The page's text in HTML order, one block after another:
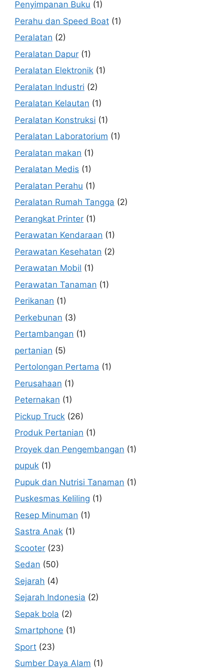
Penyimpanan Buku (1)
Perahu dan Speed Boat (1)
Peralatan (2)
Peralatan Dapur (1)
Peralatan Elektronik (1)
Peralatan Industri (2)
Peralatan Kelautan (1)
Peralatan Konstruksi (1)
Peralatan Laboratorium (1)
Peralatan makan (1)
Peralatan Medis (1)
Peralatan Perahu (1)
Peralatan Rumah Tangga (2)
Perangkat Printer (1)
Perawatan Kendaraan (1)
Perawatan Kesehatan (2)
Perawatan Mobil (1)
Perawatan Tanaman (1)
Perikanan (1)
Perkebunan (3)
Pertambangan (1)
pertanian (5)
Pertolongan Pertama (1)
Perusahaan (1)
Peternakan (1)
Pickup Truck (26)
Produk Pertanian (1)
Proyek dan Pengembangan (1)
pupuk (1)
Pupuk dan Nutrisi Tanaman (1)
Puskesmas Keliling (1)
Resep Minuman (1)
Sastra Anak (1)
Scooter (23)
Sedan (50)
Sejarah (4)
Sejarah Indonesia (2)
Sepak bola (2)
Smartphone (1)
Sport (23)
Sumber Daya Alam (1)